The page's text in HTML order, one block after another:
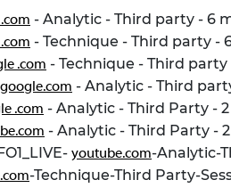
- Analytic - Third party - 6
- Technique - Third party -
.com - Technique - Third party
google.com - Analytic - Third
.com - Analytic - Third Party -
- Analytic - Third Party -
youtube.com-Analytic-
-Technique-Third Party-